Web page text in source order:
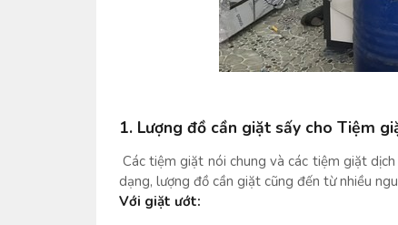
1. Lượng đồ cần giặt sấy cho Tiệm
Các tiệm giặt nói chung và các tiệm giặt
dạng, lượng đồ cần giặt cũng đến từ nhiều
Với giặt ướt: